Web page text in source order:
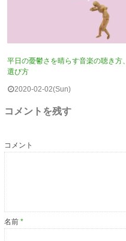
平日の憂鬱さを晴らす音楽の聴き方、
選び方
2020-02-02(Sun)
コメントを残す
コメント
名前 *